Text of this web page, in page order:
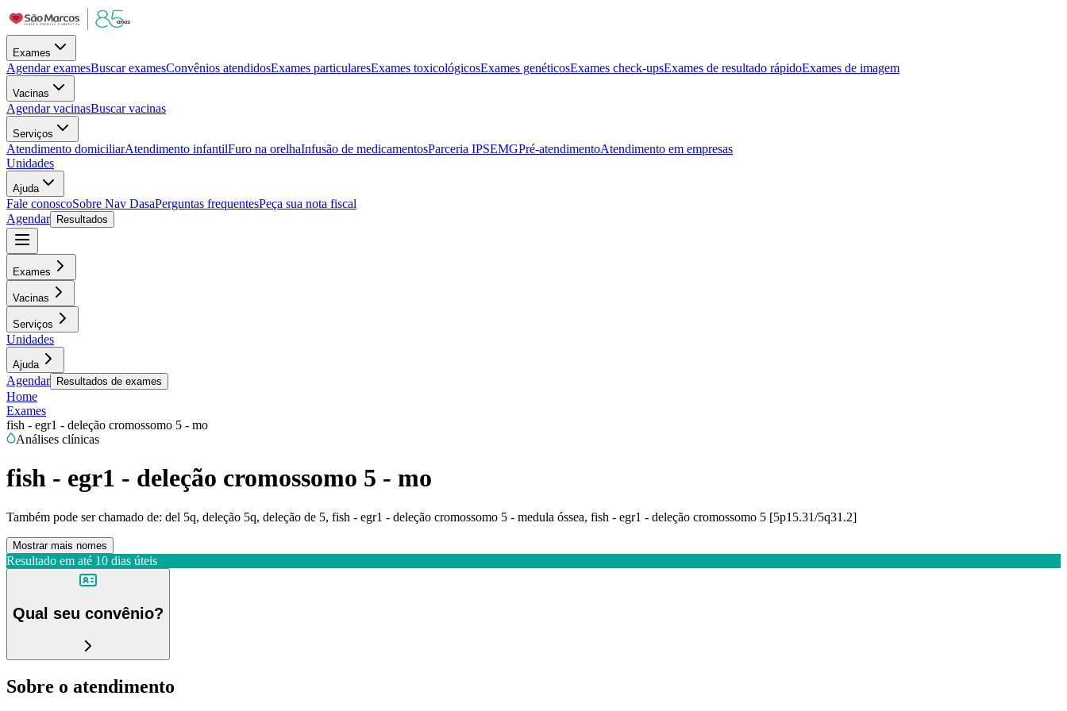
Exames
Agendar examesBuscar examesConvênios atendidosExames particularesExames toxicológicosExames genéticosExames check-upsExames de resultado rápidoExames de imagem
Vacinas
Agendar vacinasBuscar vacinas
Serviços
Atendimento domiciliarAtendimento infantilFuro na orelhaInfusão de medicamentosParceria IPSEMGPré-atendimentoAtendimento em empresas
Unidades
Ajuda
Fale conoscoSobre Nav DasaPerguntas frequentesPeça sua nota fiscal
Agendar
Resultados
Exames
Vacinas
Serviços
Unidades
Ajuda
Agendar Resultados de exames
Home
Exames
fish - egr1 - deleção cromossomo 5 - mo
Análises clínicas
fish - egr1 - deleção cromossomo 5 - mo
Também pode ser chamado de: del 5q, deleção 5q, deleção de 5, fish - egr1 - deleção cromossomo 5 - medula óssea, fish - egr1 - deleção cromossomo 5 [5p15.31/5q31.2]
Mostrar mais nomes
Resultado em até 10 dias úteis
Qual seu convênio?
Sobre o atendimento